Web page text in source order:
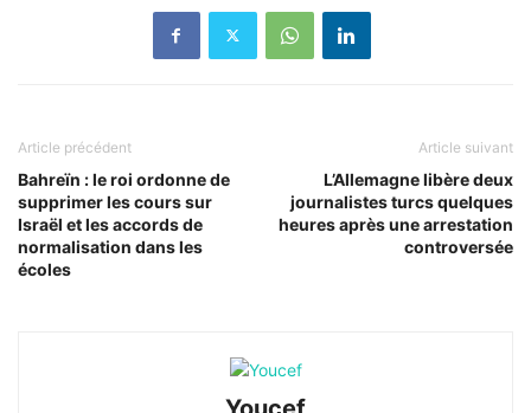
Article précédent
Bahreïn : le roi ordonne de
supprimer les cours sur
Israël et les accords de
normalisation dans les
écoles
Article suivant
L’Allemagne libère deux
journalistes turcs quelques
heures après une arrestation
controversée